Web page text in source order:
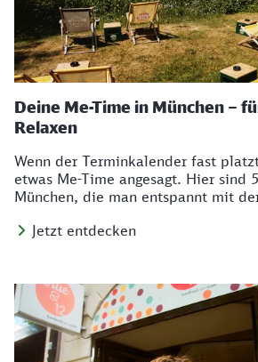
Deine Me-Time in München –
Relaxen
Wenn der Terminkalender fast
etwas Me-Time angesagt. Hier sind
München, die man entspannt mit
Jetzt entdecken